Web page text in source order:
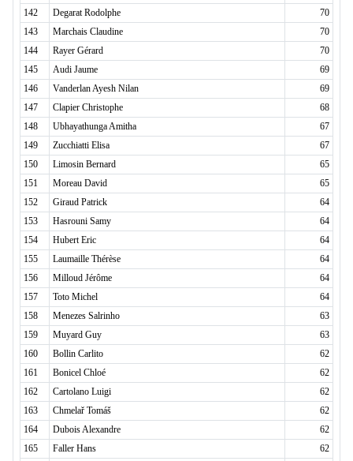
142
Degarat Rodolphe
70
143
Marchais Claudine
70
144
Rayer Gérard
70
145
Audi Jaume
69
146
Vanderlan Ayesh Nilan
69
147
Clapier Christophe
68
148
Ubhayathunga Amitha
67
149
Zucchiatti Elisa
67
150
Limosin Bernard
65
151
Moreau David
65
152
Giraud Patrick
64
153
Hasrouni Samy
64
154
Hubert Eric
64
155
Laumaille Thérèse
64
156
Milloud Jérôme
64
157
Toto Michel
64
158
Menezes Salrinho
63
159
Muyard Guy
63
160
Bollin Carlito
62
161
Bonicel Chloé
62
162
Cartolano Luigi
62
163
Chmelař Tomáš
62
164
Dubois Alexandre
62
165
Faller Hans
62